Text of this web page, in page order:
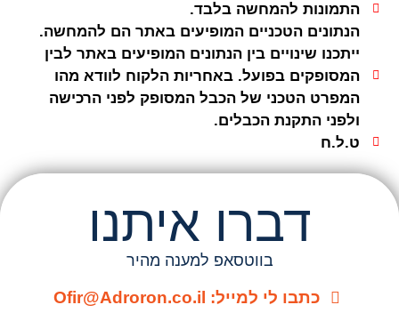
התמונות להמחשה בלבד.
הנתונים הטכניים המופיעים באתר הם להמחשה.
ייתכנו שינויים בין הנתונים המופיעים באתר לבין
המסופקים בפועל. באחריות הלקוח לוודא מהו
המפרט הטכני של הכבל המסופק לפני הרכישה
ולפני התקנת הכבלים.
ט.ל.ח
דברו איתנו
בווטסאפ למענה מהיר
כתבו לי למייל: Ofir@Adroron.co.il